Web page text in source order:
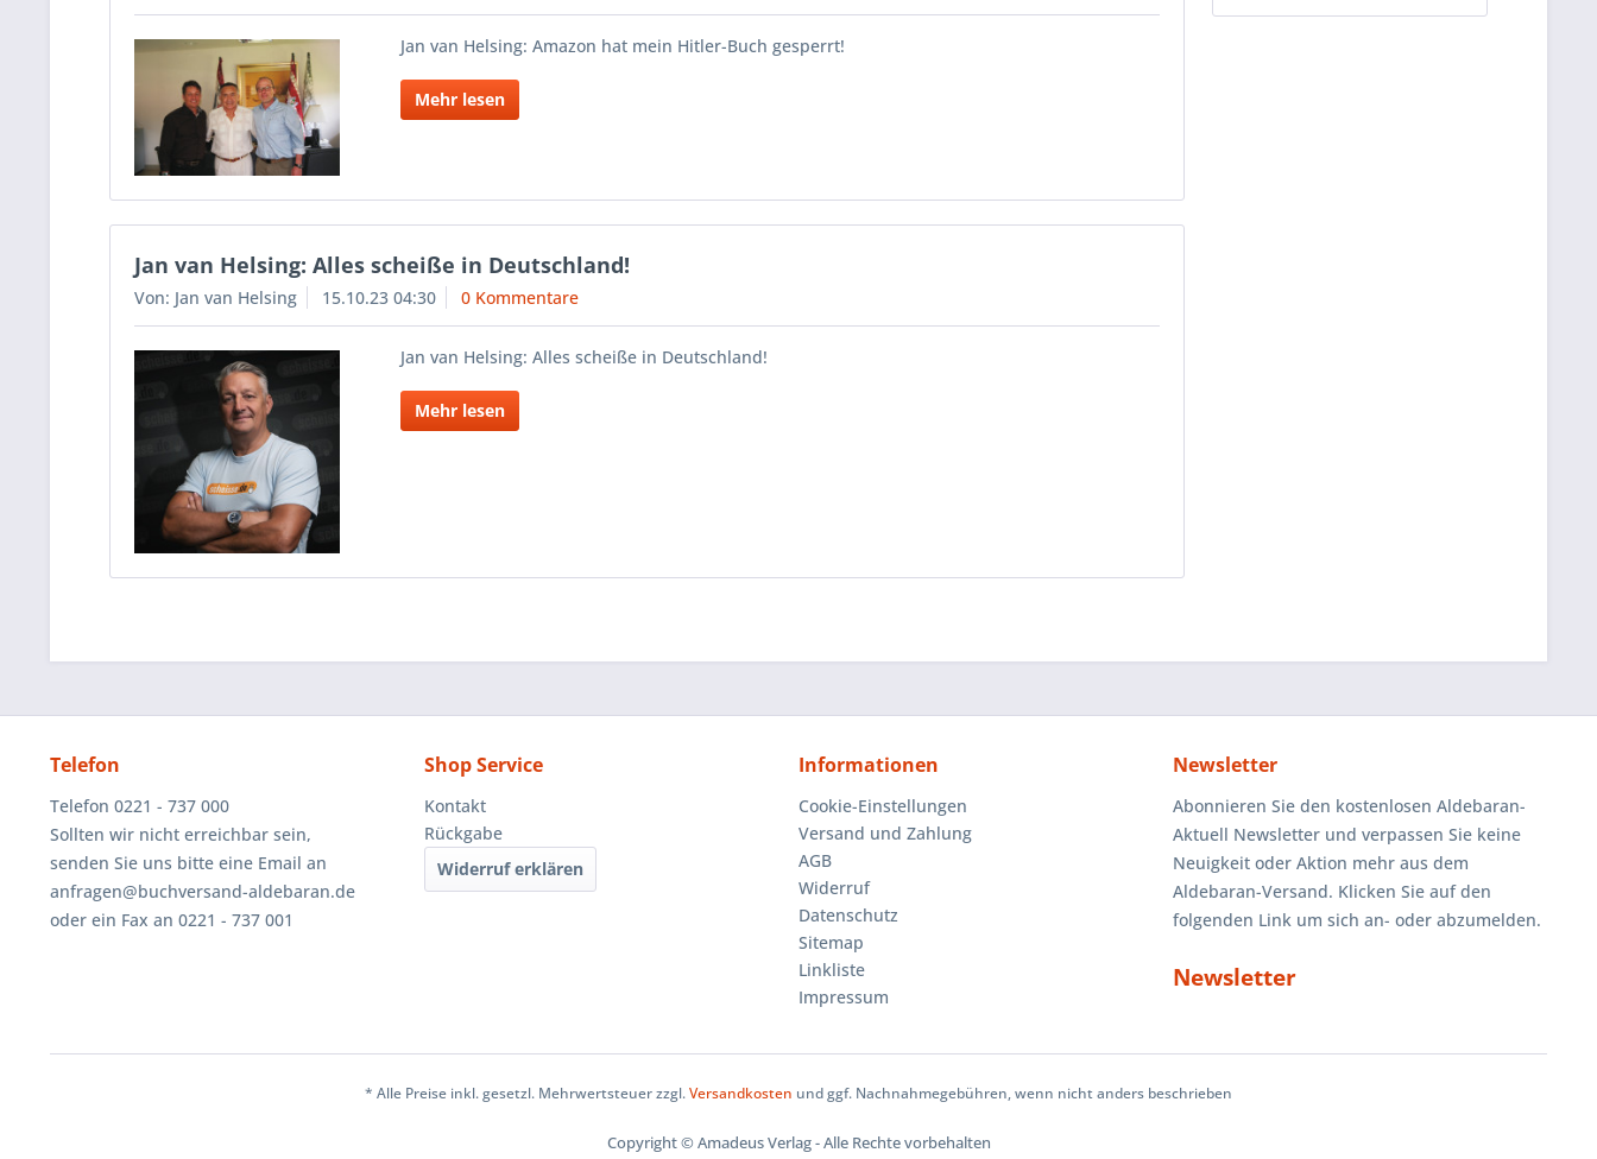
Jan van Helsing: Amazon hat mein Hitler-Buch gesperrt!
Mehr lesen
Jan van Helsing: Alles scheiße in Deutschland!
Von: Jan van Helsing 15.10.23 04:30 0 Kommentare
Jan van Helsing: Alles scheiße in Deutschland!
Mehr lesen
Telefon
Telefon 0221 - 737 000
Sollten wir nicht erreichbar sein,
senden Sie uns bitte eine Email an
anfragen@buchversand-aldebaran.de
oder ein Fax an 0221 - 737 001
Shop Service
Kontakt
Rückgabe
Widerruf erklären
Informationen
Cookie-Einstellungen
Versand und Zahlung
AGB
Widerruf
Datenschutz
Sitemap
Linkliste
Impressum
Newsletter
Abonnieren Sie den kostenlosen Aldebaran-
Aktuell Newsletter und verpassen Sie keine
Neuigkeit oder Aktion mehr aus dem
Aldebaran-Versand. Klicken Sie auf den
folgenden Link um sich an- oder abzumelden.
Newsletter
* Alle Preise inkl. gesetzl. Mehrwertsteuer zzgl.Versandkosten und ggf. Nachnahmegebühren, wenn nicht anders beschrieben
Copyright © Amadeus Verlag - Alle Rechte vorbehalten